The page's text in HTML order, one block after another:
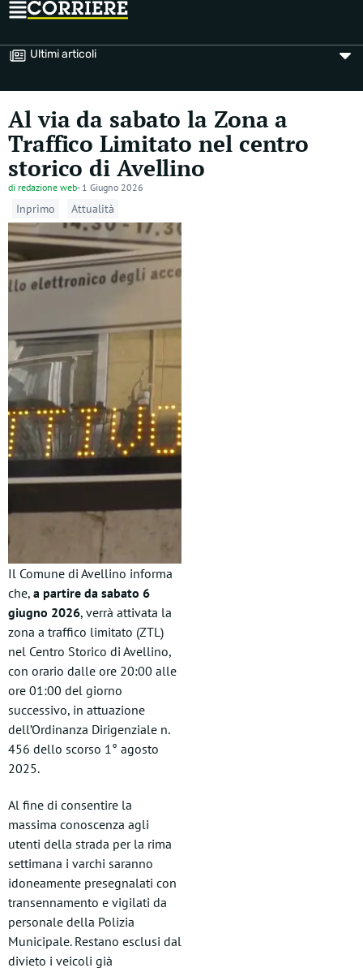
Ultimi articoli
Al via da sabato la Zona a
Traffico Limitato nel centro
storico di Avellino
di redazione web- 1 Giugno 2026
Inprimo Attualità
Il Comune di Avellino informa
che, a partire da sabato 6
giugno 2026, verrà attivata la
zona a traffico limitato (ZTL)
nel Centro Storico di Avellino,
con orario dalle ore 20:00 alle
ore 01:00 del giorno
successivo, in attuazione
dell’Ordinanza Dirigenziale n.
456 dello scorso 1° agosto
2025.
Al fine di consentire la
massima conoscenza agli
utenti della strada per la rima
settimana i varchi saranno
idoneamente presegnalati con
transennamento e vigilati da
personale della Polizia
Municipale. Restano esclusi dal
divieto i veicoli già